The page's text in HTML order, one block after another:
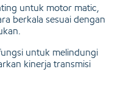
untuk motor matic,
berkala sesuai dengan
untuk melindungi
kinerja transmisi